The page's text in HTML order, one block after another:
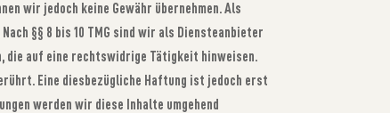
wir jedoch keine Gewähr übernehmen. Als
§§ 8 bis 10 TMG sind wir als Diensteanbieter
die auf eine rechtswidrige Tätigkeit hinweisen.
Eine diesbezügliche Haftung ist jedoch erst
werden wir diese Inhalte umgehend